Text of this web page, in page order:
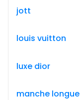
jott
louis vuitton
luxe dior
manche longue